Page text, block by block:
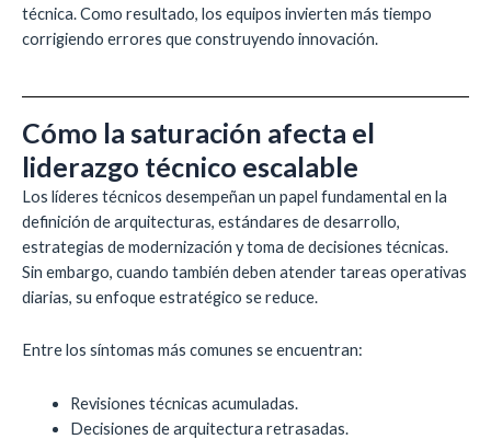
técnica. Como resultado, los equipos invierten más tiempo
corrigiendo errores que construyendo innovación.
Cómo la saturación afecta el
liderazgo técnico escalable
Los líderes técnicos desempeñan un papel fundamental en la
definición de arquitecturas, estándares de desarrollo,
estrategias de modernización y toma de decisiones técnicas.
Sin embargo, cuando también deben atender tareas operativas
diarias, su enfoque estratégico se reduce.
Entre los síntomas más comunes se encuentran:
Revisiones técnicas acumuladas.
Decisiones de arquitectura retrasadas.